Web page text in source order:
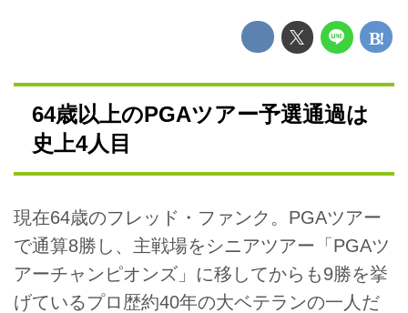
64歳以上のPGAツアー予選通過は
史上4人目
現在64歳のフレッド・ファンク。PGAツアー
で通算8勝し、主戦場をシニアツアー「PGAツ
アーチャンピオンズ」に移してからも9勝を挙
げているプロ歴約40年の大ベテランの一人だ